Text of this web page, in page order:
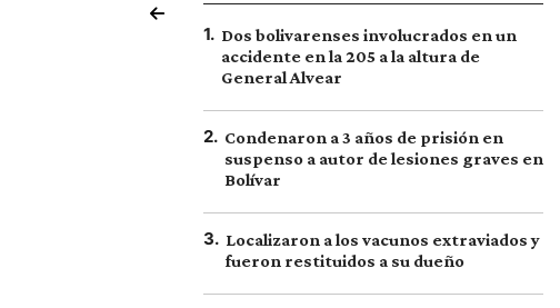
1. Dos bolivarenses involucrados en un
accidente en la 205 a la altura de
General Alvear
2. Condenaron a 3 años de prisión en
suspenso a autor de lesiones graves en
Bolívar
3. Localizaron a los vacunos extraviados y
fueron restituidos a su dueño